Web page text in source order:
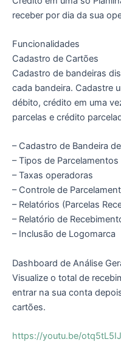
receber por dia da sua
Funcionalidades
Cadastro de Cartões
Cadastro de bandeiras
cada bandeira. Cadastre
débito, crédito em uma
parcelas e crédito
– Cadastro de Bandeira
– Tipos de Parcelamentos
– Taxas operadoras
– Controle de
– Relatórios (Parcelas
– Relatório de
– Inclusão de Logomarca
Dashboard de Análise
Visualize o total de
entrar na sua conta
cartões.
https://youtu.be/